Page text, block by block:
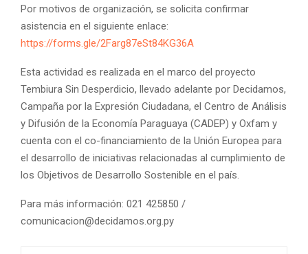
Por motivos de organización, se solicita confirmar
asistencia en el siguiente enlace:
https://forms.gle/2Farg87eSt84KG36A
Esta actividad es realizada en el marco del proyecto
Tembiura Sin Desperdicio, llevado adelante por Decidamos,
Campaña por la Expresión Ciudadana, el Centro de Análisis
y Difusión de la Economía Paraguaya (CADEP) y Oxfam y
cuenta con el co-financiamiento de la Unión Europea para
el desarrollo de iniciativas relacionadas al cumplimiento de
los Objetivos de Desarrollo Sostenible en el país.
Para más información: 021 425850 /
comunicacion@decidamos.org.py